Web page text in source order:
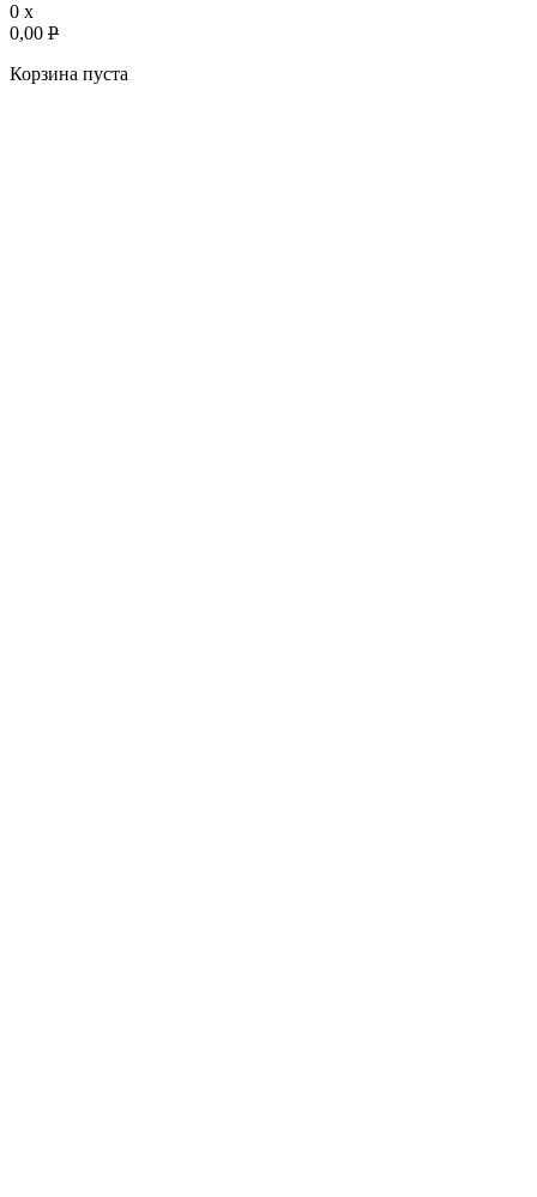
0 x
0,00 P
Корзина пуста